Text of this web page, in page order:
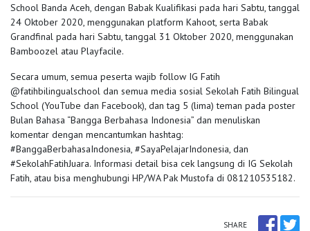
School Banda Aceh, dengan Babak Kualifikasi pada hari Sabtu, tanggal
24 Oktober 2020, menggunakan platform Kahoot, serta Babak
Grandfinal pada hari Sabtu, tanggal 31 Oktober 2020, menggunakan
Bamboozel atau Playfacile.
Secara umum, semua peserta wajib follow IG Fatih
@fatihbilingualschool dan semua media sosial Sekolah Fatih Bilingual
School (YouTube dan Facebook), dan tag 5 (lima) teman pada poster
Bulan Bahasa “Bangga Berbahasa Indonesia” dan menuliskan
komentar dengan mencantumkan hashtag:
#BanggaBerbahasaIndonesia, #SayaPelajarIndonesia, dan
#SekolahFatihJuara. Informasi detail bisa cek langsung di IG Sekolah
Fatih, atau bisa menghubungi HP/WA Pak Mustofa di 081210535182.
SHARE